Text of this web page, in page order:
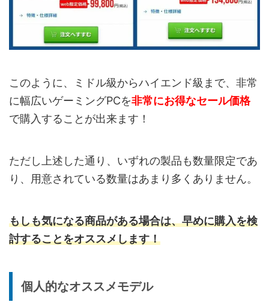
このように、ミドル級からハイエンド級まで、非常
に幅広いゲーミングPCを非常にお得なセール価格
で購入することが出来ます！
ただし上述した通り、いずれの製品も数量限定であ
り、用意されている数量はあまり多くありません。
もしも気になる商品がある場合は、早めに購入を検
討することをオススメします！
個人的なオススメモデル